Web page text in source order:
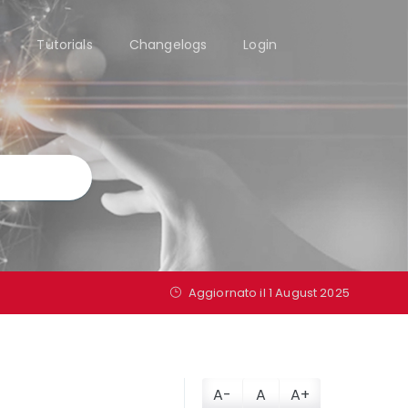
Tutorials Changelogs Login
Aggiornato il 1 August 2025
A- A A+